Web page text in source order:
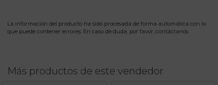
La información del producto ha sido procesada de forma automática con lo
que puede contener errores. En caso de duda, por favor, contáctanos
Más productos de este vendedor